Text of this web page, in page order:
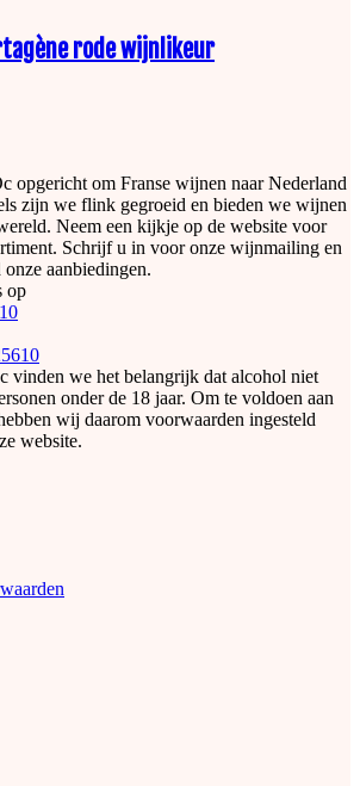
rode wijnlikeur
opgericht om Franse wijnen naar Nederland
zijn we flink gegroeid en bieden we wijnen
Neem een kijkje op de website voor
Schrijf u in voor onze wijnmailing en
aanbiedingen.
op
vinden we het belangrijk dat alcohol niet
onder de 18 jaar. Om te voldoen aan
wij daarom voorwaarden ingesteld
website.